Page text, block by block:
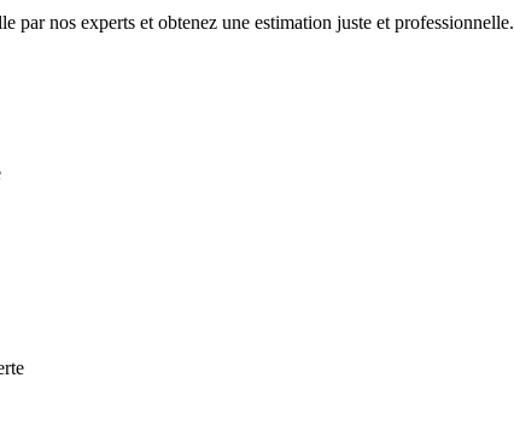
par nos experts et obtenez une estimation juste et professionnelle.